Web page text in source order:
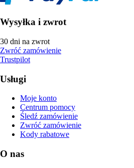
Wysyłka i zwrot
30 dni na zwrot
Zwróć zamówienie
Trustpilot
Usługi
Moje konto
Centrum pomocy
Śledź zamówienie
Zwróć zamówienie
Kody rabatowe
O nas